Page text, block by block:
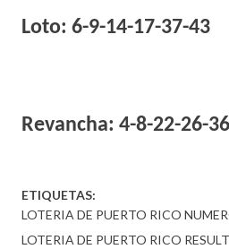
Loto: 6-9-14-17-37-43
Revancha: 4-8-22-26-
ETIQUETAS:
LOTERIA DE PUERTO RICO
LOTERIA DE PUERTO RICO